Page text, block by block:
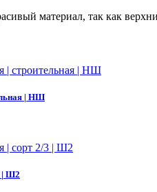
материал, так как
| НШ
| Ш2